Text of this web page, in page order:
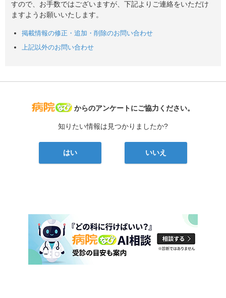
すので、お手数ではございますが、下記よりご連絡をいただけ
ますようお願いいたします。
掲載情報の修正・追加・削除のお問い合わせ
上記以外のお問い合わせ
病院なび
からのアンケートにご協力ください。
知りたい情報は見つかりましたか?
はい いいえ